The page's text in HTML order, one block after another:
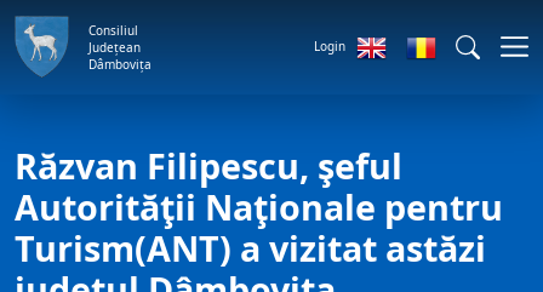
Consiliul
Județean
Dâmbovița
Login
Răzvan Filipescu, şeful
Autorităţii Naţionale pentru
Turism(ANT) a vizitat astăzi